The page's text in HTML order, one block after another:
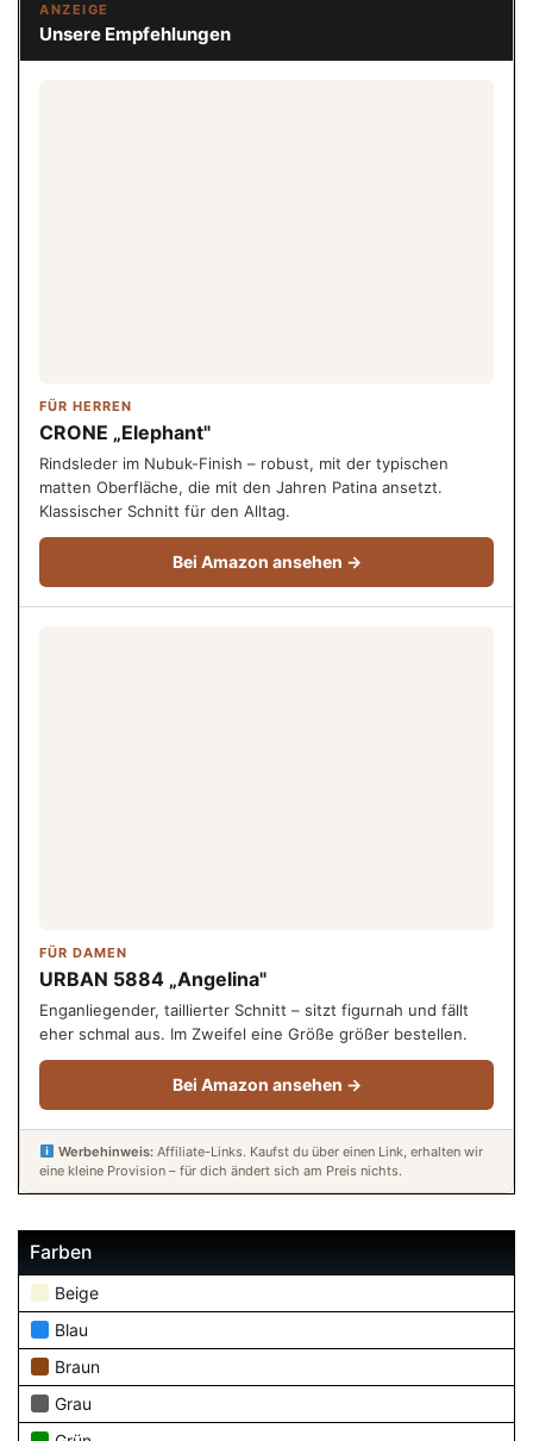
ANZEIGE
Unsere Empfehlungen
FÜR HERREN
CRONE „Elephant"
Rindsleder im Nubuk-Finish – robust, mit der typischen
matten Oberfläche, die mit den Jahren Patina ansetzt.
Klassischer Schnitt für den Alltag.
Bei Amazon ansehen →
FÜR DAMEN
URBAN 5884 „Angelina"
Enganliegender, taillierter Schnitt – sitzt figurnah und fällt
eher schmal aus. Im Zweifel eine Größe größer bestellen.
Bei Amazon ansehen →
Werbehinweis:Affiliate-Links. Kaufst du über einen Link, erhalten wir
eine kleine Provision – für dich ändert sich am Preis nichts.
Farben
Beige
Blau
Braun
Grau